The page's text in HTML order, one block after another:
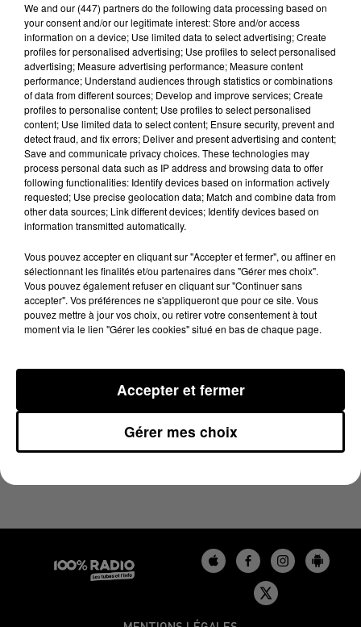
Lecture (2 min 25 sec)
100%
13 juin 2024 - 2 min 25 sec
LES INFOS DU BÉARN DU 13/06/2024 À 14H00
We and our (447) partnersdo the following data processing based on
your consent and/or our legitimate interest: Store and/or access
information on a device; Use limited data to select advertising; Create
profiles for personalised advertising; Use profiles to select personalised
advertising; Measure advertising performance; Measure content
performance; Understand audiences through statistics or combinations
of data from different sources; Develop and improve services; Create
profiles to personalise content; Use profiles to select personalised
content; Use limited data to select content; Ensure security, prevent and
detect fraud, and fix errors; Deliver and present advertising and content;
Save and communicate privacy choices. These technologies may
process personal data such as IP address and browsing data to offer
following functionalities: Identify devices based on information actively
requested; Use precise geolocation data; Match and combine data from
other data sources; Link different devices; Identify devices based on
information transmitted automatically.
Vous pouvez accepter en cliquant sur "Accepter et fermer", ou affiner en
sélectionnant les finalités et/ou partenaires dans "Gérer mes choix".
Vous pouvez également refuser en cliquant sur "Continuer sans
accepter". Vos préférences ne s'appliqueront que pour ce site. Vous
pouvez mettre à jour vos choix, ou retirer votre consentement à tout
moment via le lien "Gérer les cookies" situé en bas de chaque page.
Gérer mes choix
Accepter et fermer